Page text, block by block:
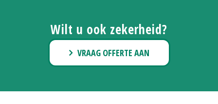
Wilt u ook zekerheid?
VRAAG OFFERTE AAN